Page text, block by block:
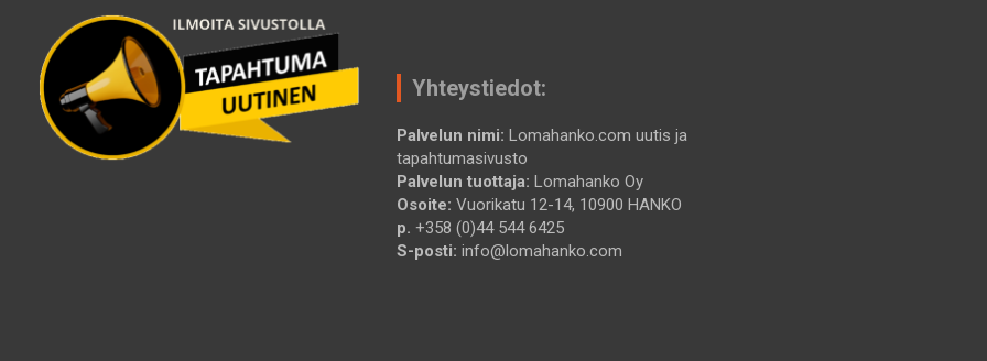
Yhteystiedot:
Palvelun nimi: Lomahanko.com uutis ja
tapahtumasivusto
Palvelun tuottaja: Lomahanko Oy
Osoite: Vuorikatu 12-14, 10900 HANKO
p. +358 (0)44 544 6425
S-posti: info@lomahanko.com